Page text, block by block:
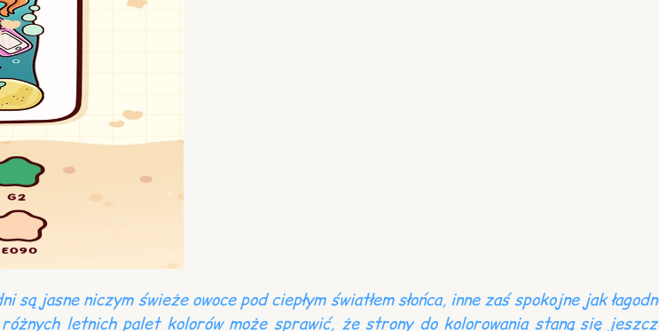
jasne niczym świeże owoce pod ciepłym światłem słońca, inne zaś spokojne jak
letnich palet kolorów może sprawić, że strony do kolorowania staną się